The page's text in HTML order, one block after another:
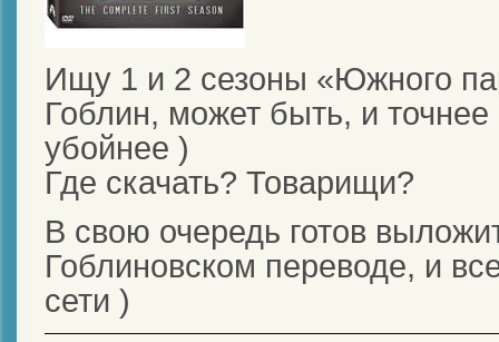
Ищу 1 и 2 сезоны «Южного
Гоблин, может быть, и
убойнее )
Где скачать? Товарищи?
В свою очередь готов
Гоблиновском переводе, и
сети )